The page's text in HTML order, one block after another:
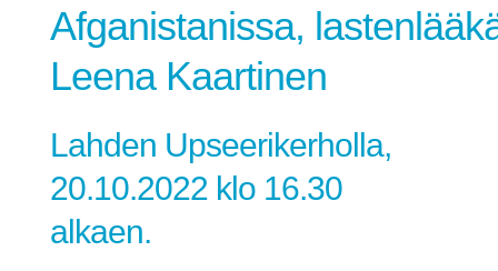
Afganistanissa,
Leena Kaartinen
Lahden Upseerikerholla,
20.10.2022 klo 16.30
alkaen.